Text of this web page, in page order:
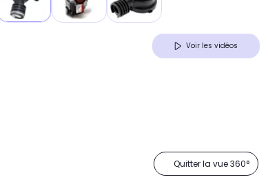
Voir les vidéos
Quitter la vue 360°